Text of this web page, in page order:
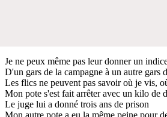
Je ne peux même pas leur donner un
D'un gars de la campagne à un autre gars
Les flics ne peuvent pas savoir où je vis,
Mon pote s'est fait arrêter avec un kilo de
Le juge lui a donné trois ans de prison
Mon autre pote a eu la même peine pour